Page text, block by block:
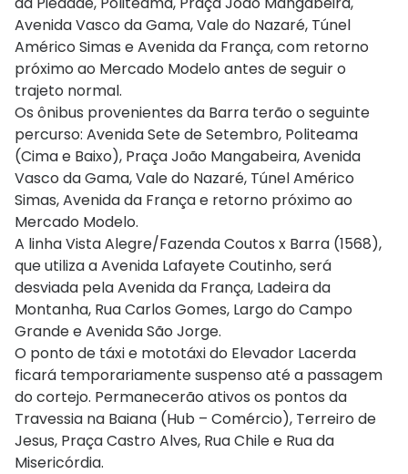
Avenida Vasco da Gama, Vale do Nazaré, Túnel
Américo Simas e Avenida da França, com retorno
próximo ao Mercado Modelo antes de seguir o
trajeto normal.
Os ônibus provenientes da Barra terão o seguinte
percurso: Avenida Sete de Setembro, Politeama
(Cima e Baixo), Praça João Mangabeira, Avenida
Vasco da Gama, Vale do Nazaré, Túnel Américo
Simas, Avenida da França e retorno próximo ao
Mercado Modelo.
A linha Vista Alegre/Fazenda Coutos x Barra (1568),
que utiliza a Avenida Lafayete Coutinho, será
desviada pela Avenida da França, Ladeira da
Montanha, Rua Carlos Gomes, Largo do Campo
Grande e Avenida São Jorge.
O ponto de táxi e mototáxi do Elevador Lacerda
ficará temporariamente suspenso até a passagem
do cortejo. Permanecerão ativos os pontos da
Travessia na Baiana (Hub – Comércio), Terreiro de
Jesus, Praça Castro Alves, Rua Chile e Rua da
Misericórdia.